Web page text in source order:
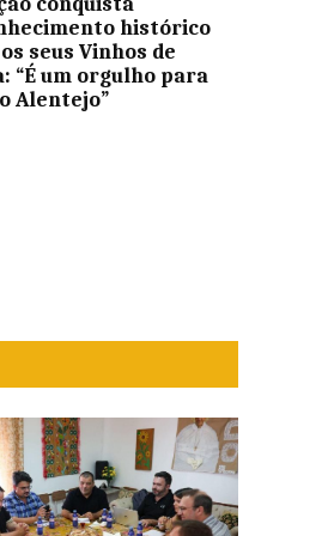
histórico
seus Vinhos de
“É um orgulho para
Alentejo”